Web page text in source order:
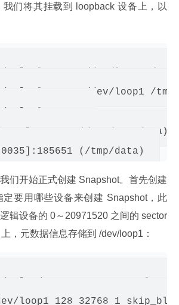
们将其挂载到 loopback 设备上，以
dev]# losetup /dev/loop1 /
(/tmp/metadata)
们开始正式创建 Snapshot。首先创建
定要用哪些设备来创建 Snapshot，此
辑设备的 0～20971520 之间的 sector
，元数据信息存储到 /dev/loop1：